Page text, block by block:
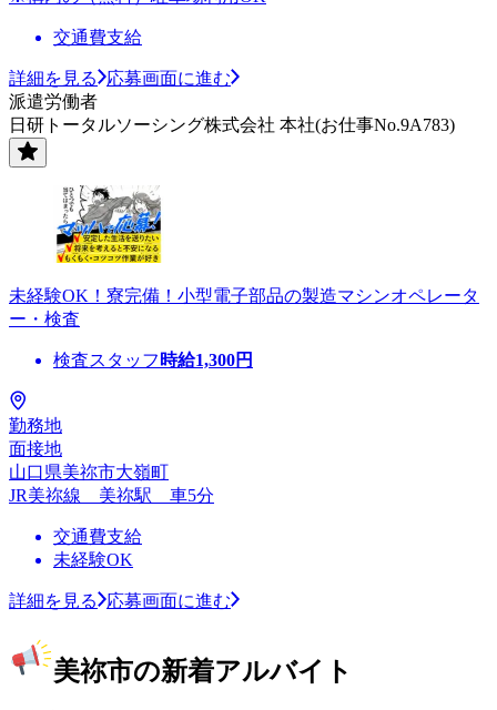
交通費支給
詳細を見る
応募画面に進む
派遣労働者
日研トータルソーシング株式会社 本社(お仕事No.9A783)
未経験OK！寮完備！小型電子部品の製造マシンオペレータ
ー・検査
検査スタッフ 時給1,300円
勤務地
面接地
山口県美祢市大嶺町
JR美祢線 美祢駅 車5分
交通費支給
未経験OK
詳細を見る 応募画面に進む
美祢市の新着アルバイト